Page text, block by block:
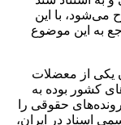
می‌شود، با این‌
به این موضوع
یکی از معضلات
کشور بوده به‌
ثبت، علت ۵۰% از پرونده‌های حقوقی را
اسناد در ایران،